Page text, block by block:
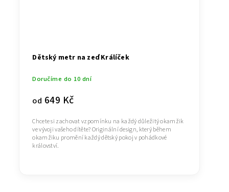
Dětský metr na zeď Králíček
Doručíme do 10 dní
od 649 Kč
Chcete si zachovat vzpomínku na každý důležitý okamžik
ve vývoji vašeho dítěte? Originální design, který během
okamžiku promění každý dětský pokoj v pohádkové
království.